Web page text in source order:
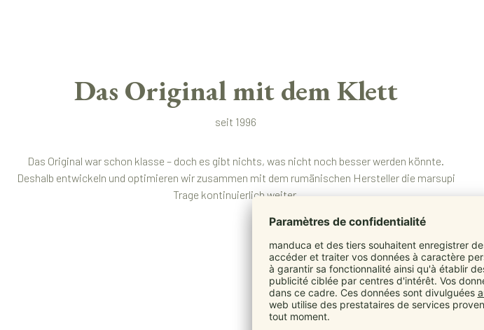
Das Original mit dem Klett
seit 1996
Das Original war schon klasse – doch es gibt nichts, was nicht noch besser werden könnte.
Deshalb entwickeln und optimieren wir zusammen mit dem rumänischen Hersteller die marsupi
Trage kontinuierlich weiter.